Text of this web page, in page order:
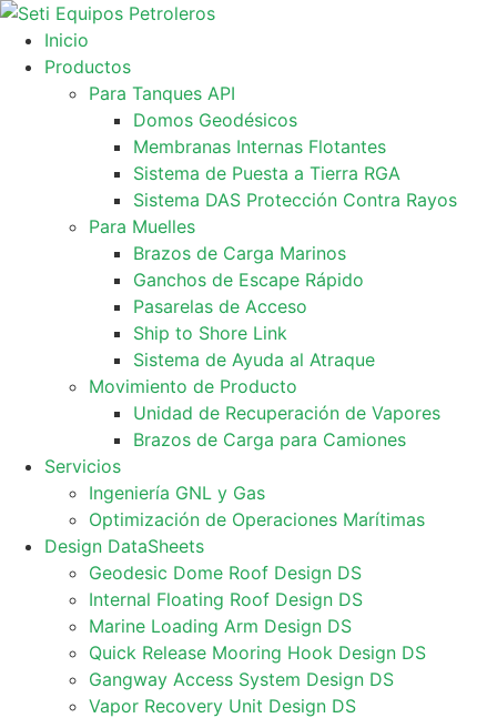
Ir
contenido
Inicio
Productos
Para Tanques API
Domos Geodésicos
Membranas Internas Flotantes
Sistema de Puesta a Tierra RGA
Sistema DAS Protección Contra Rayos
Para Muelles
Brazos de Carga Marinos
Ganchos de Escape Rápido
Pasarelas de Acceso
Ship to Shore Link
Sistema de Ayuda al Atraque
Movimiento de Producto
Unidad de Recuperación de Vapores
Brazos de Carga para Camiones
Servicios
Ingeniería GNL y Gas
Optimización de Operaciones Marítimas
Design DataSheets
Geodesic Dome Roof Design DS
Internal Floating Roof Design DS
Marine Loading Arm Design DS
Quick Release Mooring Hook Design DS
Gangway Access System Design DS
Vapor Recovery Unit Design DS